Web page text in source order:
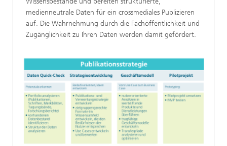
medienneutrale Daten für ein crossmediales Publizieren
auf. Die Wahr­nehmung durch die Fachöffentlichkeit und
Zugänglichkeit zu Ihren Daten werden damit gefördert.